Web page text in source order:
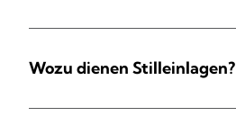
Wozu dienen Stilleinlagen?